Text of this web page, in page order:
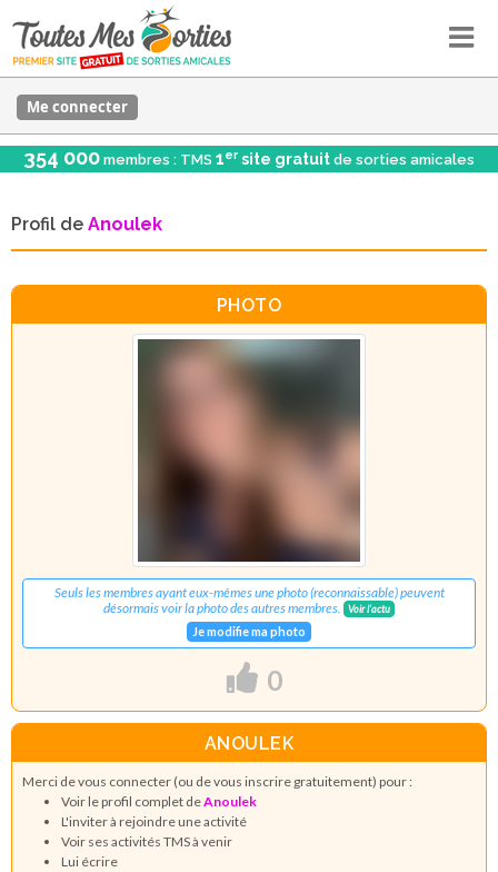
Me connecter
354 000 membres : TMS 1er site gratuit de sorties amicales
Profil de Anoulek
PHOTO
Seuls les membres ayant eux-mêmes une photo (reconnaissable) peuvent
désormais voir la photo des autres membres.
Voir l'actu
Je modifie ma photo
0
ANOULEK
Merci de vous connecter (ou de vous inscrire gratuitement) pour :
Voir le profil complet deAnoulek
L'inviter à rejoindre une activité
Voir ses activités TMS à venir
Lui écrire